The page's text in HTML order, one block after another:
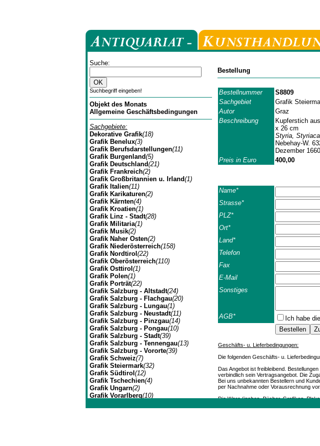
Suche:
Suchbegriff eingeben!
Objekt des Monats
Allgemeine Geschäftsbedingungen
Sachgebiete:
Dekorative Grafik(18)
Grafik Benelux(3)
Grafik Berufsdarstellungen(11)
Grafik Burgenland(5)
Grafik Deutschland(21)
Grafik Frankreich(2)
Grafik Großbritannien u. Irland(1)
Grafik Italien(11)
Grafik Karikaturen(2)
Grafik Kärnten(4)
Grafik Kroatien(1)
Grafik Linz - Stadt(28)
Grafik Militaria(1)
Grafik Musik(2)
Grafik Naher Osten(2)
Grafik Niederösterreich(158)
Grafik Nordtirol (22)
Grafik Oberösterreich(110)
Grafik Osttirol (1)
Grafik Polen(1)
Grafik Porträt(22)
Grafik Salzburg - Altstadt(24)
Grafik Salzburg - Flachgau(20)
Grafik Salzburg - Lungau(1)
Grafik Salzburg - Neustadt(11)
Grafik Salzburg - Pinzgau(14)
Grafik Salzburg - Pongau(10)
Grafik Salzburg - Stadt(39)
Grafik Salzburg - Tennengau(13)
Grafik Salzburg - Vororte(39)
Grafik Schweiz(7)
Grafik Steiermark(32)
Grafik Südtirol (12)
Grafik Tschechien(4)
Grafik Ungarn(2)
Grafik Vorarlberg(10)
Grafik Wien I(3)
Bestellung
Bestellnummer
S8809
Sachgebiet
Grafik
Autor
Graz
Beschreibung
Kupferstich
x 26 cm
Styria,
Nebehay-W.
Dezember
Preis in Euro
400,00
Name*
Strasse*
PLZ*
Ort*
Land*
Telefon
Fax
E-Mail
Sonstiges
AGB* Ich habe die
Geschäfts- u. Lieferbedingungen:
Die folgenden Geschäfts- u.
Das Angebot ist freibleibend.
verbindlich sein Vertragsangebot. Die
Bei uns unbekannten Bestellern und
per Nachnahme oder Vorausrechnung vor.
Die Ware (insbes. Bücher, Grafiken,